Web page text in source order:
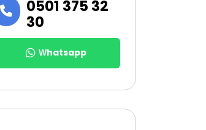
0501 375 32
30
Whatsapp